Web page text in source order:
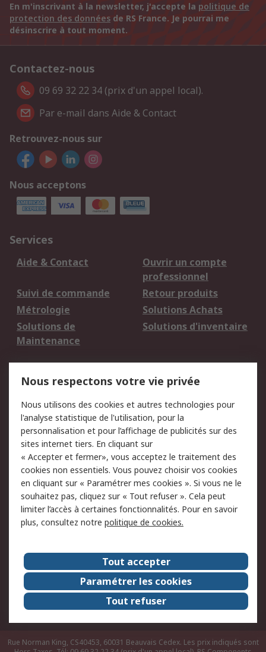
En m'inscrivant à la newsletter, j'accepte la politique de
protection des données de RS France. Je pourrai me
désinscrire à tout moment.
Contactez-nous
09 69 32 22 34 (prix d'un appel local).
Par e-mail dans Aide & Contact
Retrouvez-nous sur
Nous acceptons
Services
Aide & Contact
Ouvrir un compte
professionnel
Suivi de commande
Retour produits
Métrologie
Solutions Achats
Solutions de
Maintenance
Solutions d'inventaire
du site
Politique de protection
des données - Mise à
jour
Sécurité des E-mails
Conditions générales
de vente
Politique anti-
corruption
Campagnes marketing
A propos de RS
A propos de RS France
Evénements
Le groupe RS Group Plc
Presse
RS dans le monde
Démarche RSE
Nous rejoindre
RS Particuliers
Rue Norman King, CS40453, 60031 Beauvais Cedex. Les prix indiqués sont
Nous respectons votre vie privée
Nous utilisons des cookies et autres technologies pour
l'analyse statistique de l'utilisation, pour la
personnalisation et pour l’affichage de publicités sur des
sites internet tiers. En cliquant sur
« Accepter et fermer», vous acceptez le traitement des
cookies non essentiels. Vous pouvez choisir vos cookies
en cliquant sur « Paramétrer mes cookies ». Si vous ne le
souhaitez pas, cliquez sur « Tout refuser ». Cela peut
limiter l’accès à certaines fonctionnalités. Pour en savoir
plus, consultez notre politique de cookies.
Tout accepter
Paramétrer les cookies
Tout refuser